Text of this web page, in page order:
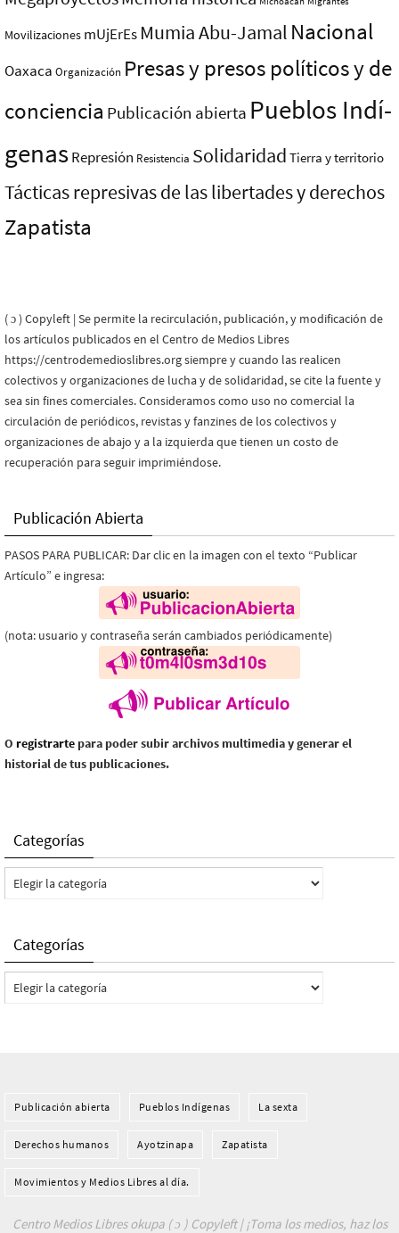
Movilizaciones mUjErEs Mumia Abu-Jamal Nacional
Oaxaca Organización Presas y presos polí­ticos y de
conciencia Publicación abierta Pueblos Indí­
genasRepresión Resistencia Solidaridad Tierra y territorio
Tácticas represivas de las libertades y derechos
Zapatista
( ɔ ) Copyleft | Se permite la recirculación, publicación, y modificación de
los artículos publicados en el Centro de Medios Libres
https://centrodemedioslibres.org siempre y cuando las realicen
colectivos y organizaciones de lucha y de solidaridad, se cite la fuente y
sea sin fines comerciales. Consideramos como uso no comercial la
circulación de periódicos, revistas y fanzines de los colectivos y
organizaciones de abajo y a la izquierda que tienen un costo de
recuperación para seguir imprimiéndose.
Publicación Abierta
PASOS PARA PUBLICAR: Dar clic en la imagen con el texto “Publicar
Artículo” e ingresa:
(nota: usuario y contraseña serán cambiados periódicamente)
O registrarte para poder subir archivos multimedia y generar el
historial de tus publicaciones.
Categorías
Categorías
Categorías
Categorías
Publicación abierta Pueblos Indí­genas La sexta
Derechos humanos Ayotzinapa Zapatista
Movimientos y Medios Libres al día.
Centro Medios Libres okupa ( ɔ ) Copyleft | ¡Toma los medios, haz los